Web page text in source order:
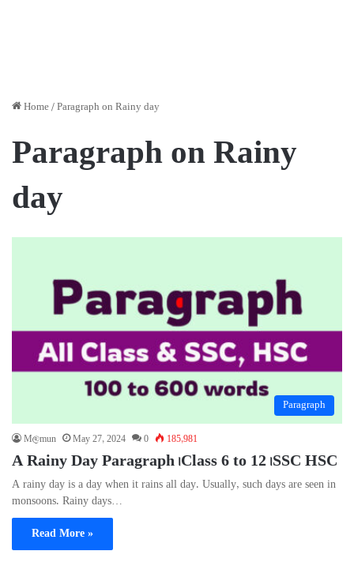
Home / Paragraph on Rainy day
Paragraph on Rainy
day
Paragraph
M@mun May 27, 2024 0 185,981
A Rainy Day Paragraph। Class 6 to 12। SSC HSC
A rainy day is a day when it rains all day. Usually, such days are seen in
monsoons. Rainy days…
Read More »